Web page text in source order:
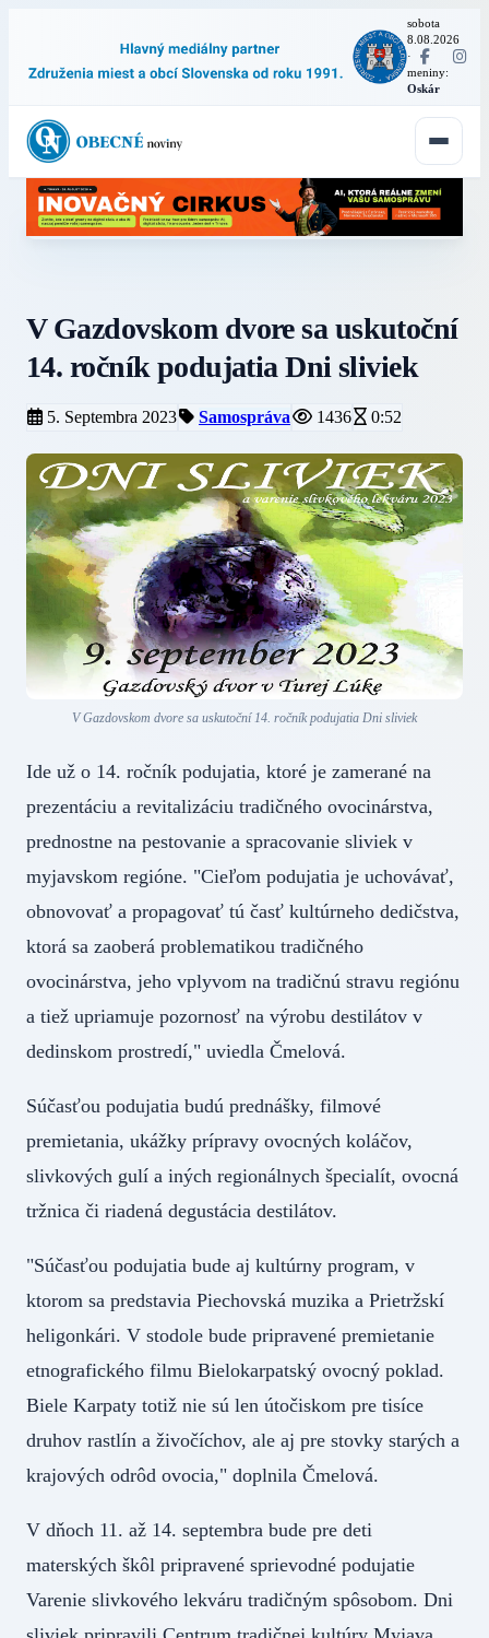
sobota
8.08.2026
·
meniny:
Oskár
V Gazdovskom dvore sa uskutoční
14. ročník podujatia Dni sliviek
5. Septembra 2023 Samospráva 1436 0:52
V Gazdovskom dvore sa uskutoční 14. ročník podujatia Dni sliviek
Ide už o 14. ročník podujatia, ktoré je zamerané na
prezentáciu a revitalizáciu tradičného ovocinárstva,
prednostne na pestovanie a spracovanie sliviek v
myjavskom regióne. "Cieľom podujatia je uchovávať,
obnovovať a propagovať tú časť kultúrneho dedičstva,
ktorá sa zaoberá problematikou tradičného
ovocinárstva, jeho vplyvom na tradičnú stravu regiónu
a tiež upriamuje pozornosť na výrobu destilátov v
dedinskom prostredí," uviedla Čmelová.
Súčasťou podujatia budú prednášky, filmové
premietania, ukážky prípravy ovocných koláčov,
slivkových gulí a iných regionálnych špecialít, ovocná
tržnica či riadená degustácia destilátov.
"Súčasťou podujatia bude aj kultúrny program, v
ktorom sa predstavia Piechovská muzika a Prietržskí
heligonkári. V stodole bude pripravené premietanie
etnografického filmu Bielokarpatský ovocný poklad.
Biele Karpaty totiž nie sú len útočiskom pre tisíce
druhov rastlín a živočíchov, ale aj pre stovky starých a
krajových odrôd ovocia," doplnila Čmelová.
V dňoch 11. až 14. septembra bude pre deti
materských škôl pripravené sprievodné podujatie
Varenie slivkového lekváru tradičným spôsobom. Dni